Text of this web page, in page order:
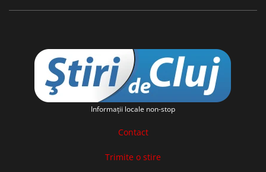
Informaţii locale non-stop
Contact
Trimite o stire